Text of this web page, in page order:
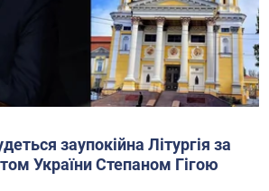
заупокійна Літургія за
України Степаном Гігою